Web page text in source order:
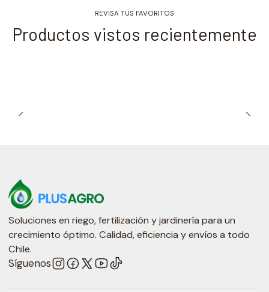
REVISA TUS FAVORITOS
Productos vistos recientemente
Soluciones en riego, fertilización y jardinería para un
crecimiento óptimo. Calidad, eficiencia y envíos a todo
Chile.
Síguenos